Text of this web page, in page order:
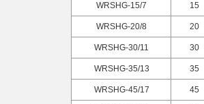
WRSHG-15/7 15
WRSHG-20/8 20
WRSHG-30/11 30
WRSHG-35/13 35
WRSHG-45/17 45